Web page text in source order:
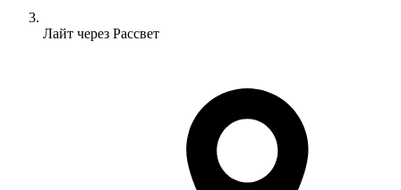
Лайт через Рассвет